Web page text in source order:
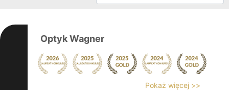
Optyk Wagner
Pokaż więcej >>